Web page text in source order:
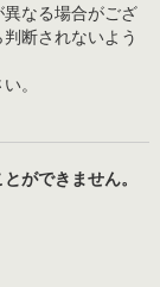
なる場合がござ
断されないよう
。
ができません。